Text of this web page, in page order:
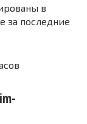
в
за последние